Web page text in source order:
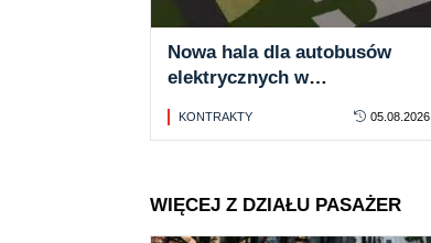
Nowa hala dla autobusów
elektrycznych w
oferta
KONTRAKTY 05.08.2026
WIĘCEJ Z DZIAŁU PASAŻER